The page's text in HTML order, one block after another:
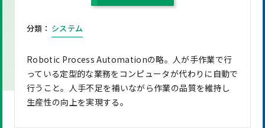
分類： システム
Robotic Process Automationの略。人が手作業で行
っている定型的な業務をコンピュータが代わりに自動で
行うこと。人手不足を補いながら作業の品質を維持し
生産性の向上を実現する。